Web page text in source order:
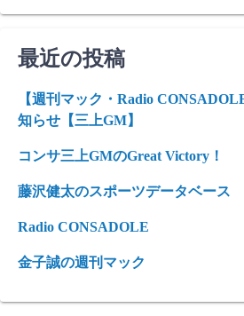
最近の投稿
【週刊マック・Radio
知らせ【三上GM】
コンサ三上GMのGreat Victory！
藤沢健太のスポーツデータベース
Radio CONSADOLE
金子誠の週刊マック